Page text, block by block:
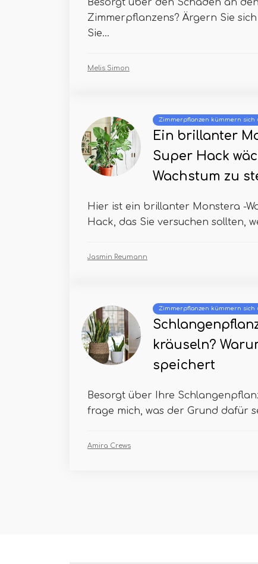
Besorgt über den Schaden an
Zimmerpflanzens? Ärgern Sie
Sie...
Melis Simon
Zimmerpflanzen kümmern sich
Ein brillanter
Super Hack
Wachstum zu
Hier ist ein brillanter Monstera -
Hack, das Sie versuchen sollten,
Jasmin Reumann
Zimmerpflanzen kümmern sich
kräuseln?
speichert
Besorgt über Ihre
frage mich, was der Grund dafür
Amira Crews